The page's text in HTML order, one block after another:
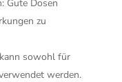
Gute Dosen
zu
sowohl für
werden.